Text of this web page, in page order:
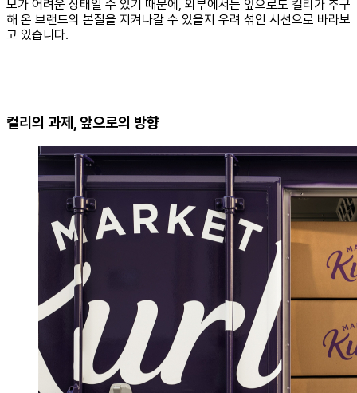
보가 어려운 상태일 수 있기 때문에, 외부에서는 앞으로도 컬리가 추구
해 온 브랜드의 본질을 지켜나갈 수 있을지 우려 섞인 시선으로 바라보
고 있습니다.
컬리의 과제, 앞으로의 방향